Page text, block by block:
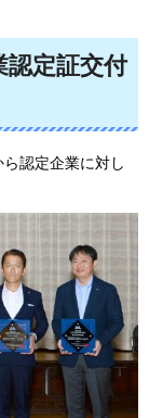
認定証交付
認定企業に対し